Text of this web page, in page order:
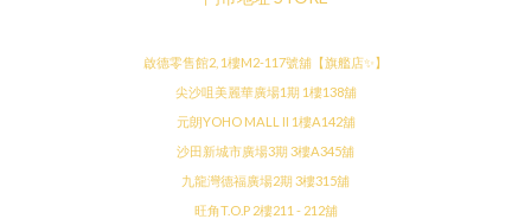
啟德零售館2, 1樓M2-117號舖【旗艦店✨】
尖沙咀美麗華廣場1期 1樓138舖
元朗YOHO MALL II 1樓A142舖
沙田新城市廣場3期 3樓A345舖
九龍灣德福廣場2期 3樓315舖
旺角T.O.P 2樓211 - 212舖